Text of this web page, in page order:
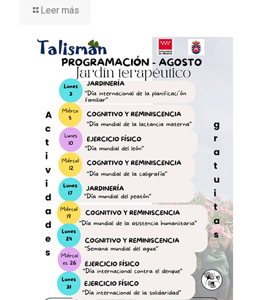
Leer más